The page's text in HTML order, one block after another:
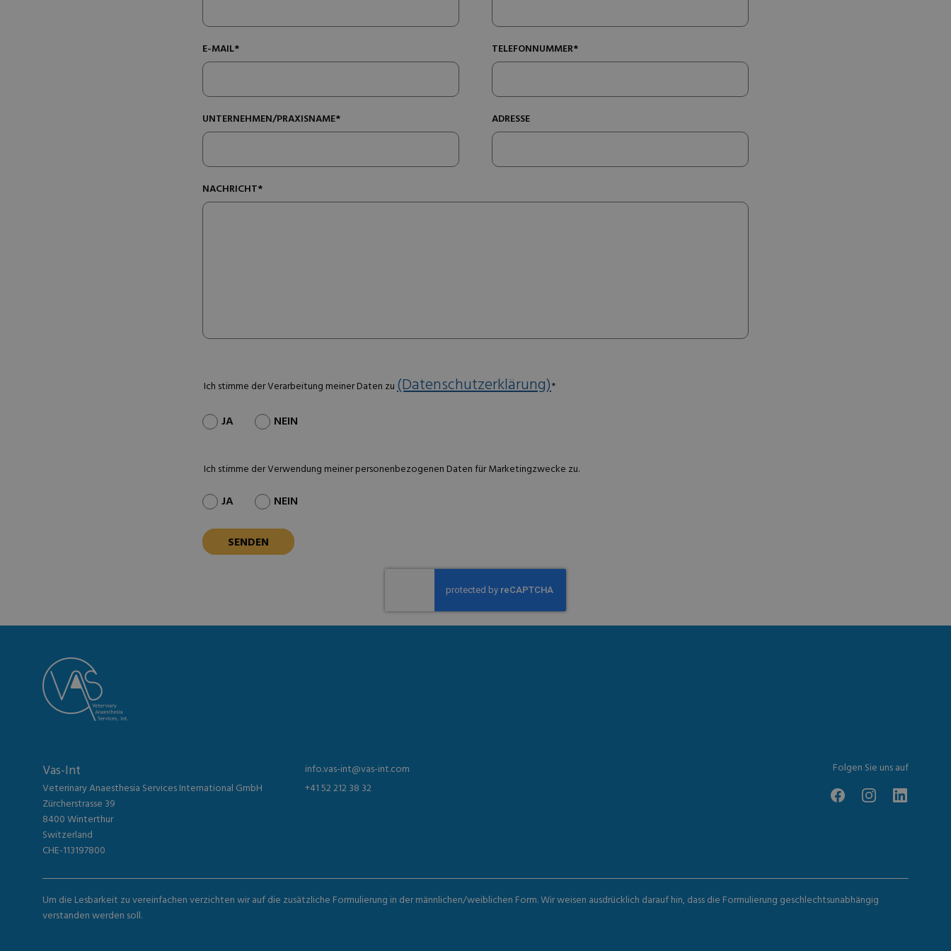
E-MAIL* TELEFONNUMMER*
UNTERNEHMEN/PRAXISNAME* ADRESSE
NACHRICHT*
Ich stimme der Verarbeitung meiner Daten zu(Datenschutzerklärung)*
JA NEIN
Ich stimme der Verwendung meiner personenbezogenen Daten für Marketingzwecke zu.
JA NEIN
Vas-Int
Veterinary Anaesthesia Services International GmbH
Zürcherstrasse 39
8400 Winterthur
Switzerland
CHE-113197800
info.vas-int@vas-int.com
+41 52 212 38 32
Folgen Sie uns auf
Um die Lesbarkeit zu vereinfachen verzichten wir auf die zusätzliche Formulierung in der männlichen/weiblichen Form. Wir weisen ausdrücklich darauf hin, dass die Formulierung geschlechtsunabhängig
verstanden werden soll.